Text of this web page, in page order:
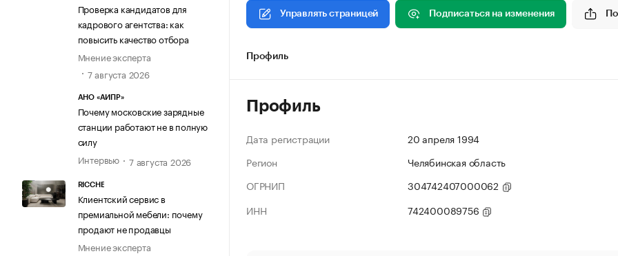
Проверка кандидатов для
кадрового агентства: как
повысить качество отбора
Мнение эксперта
7 августа 2026
АНО «АИПР»
Почему московские зарядные
станции работают не в полную
силу
Интервью
7 августа 2026
RICCHE
Клиентский сервис в
премиальной мебели: почему
продают не продавцы
Мнение эксперта
Управлять страницей Подписаться на изменения
Профиль
Профиль
Дата регистрации
20 апреля 1994
Регион
Челябинская область
ОГРНИП
304742407000062
ИНН
742400089756